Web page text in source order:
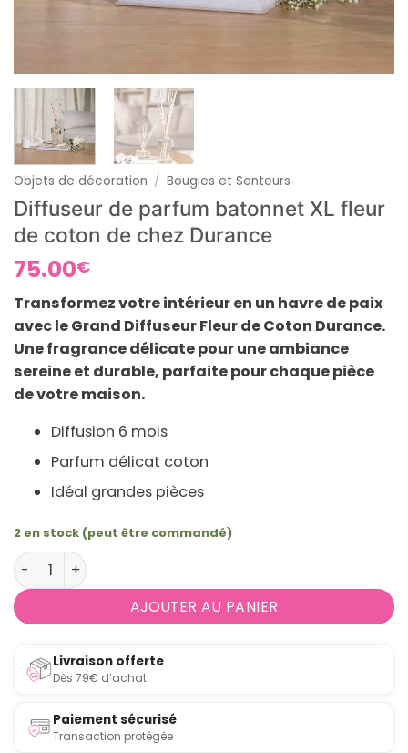
Objets de décoration / Bougies et Senteurs
Diffuseur de parfum batonnet XL fleur
de coton de chez Durance
75.00€
Transformez votre intérieur en un havre de paix
avec le Grand Diffuseur Fleur de Coton Durance.
Une fragrance délicate pour une ambiance
sereine et durable, parfaite pour chaque pièce
de votre maison.
Diffusion 6 mois
Parfum délicat coton
Idéal grandes pièces
2 en stock (peut être commandé)
quantité de Diffuseur de parfum batonnet XL fleur de
AJOUTER AU PANIER
Livraison offerte
Dès 79€ d’achat
Paiement sécurisé
Transaction protégée